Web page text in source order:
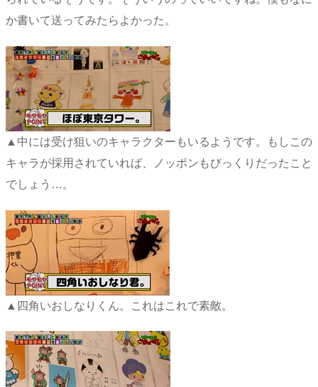
か書いて送ってみたらよかった。
▲中には受け狙いのキャラクターもいるようです。もしこの
キャラが採用されていれば、ノッポンもびっくりだったこと
でしょう…。
▲四角いおしなりくん。これはこれで素敵。